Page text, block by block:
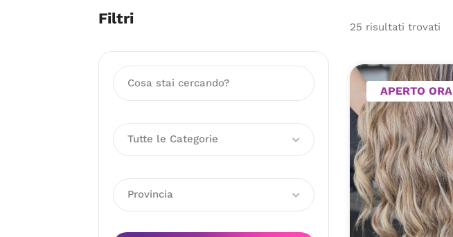
Filtri
Tutte le Categorie
Provincia
25 risultati trovati
APERTO ORA